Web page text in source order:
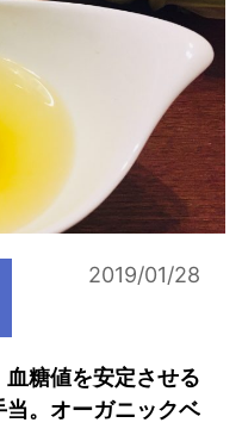
2019/01/28
糖値を安定させる
。オーガニックベ